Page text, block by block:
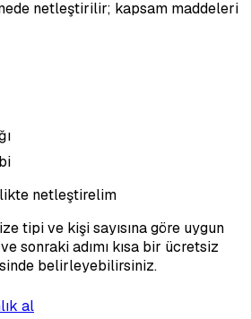
netleştirilir; kapsam maddeleri
netleştirelim
tipi ve kişi sayısına göre uygun
sonraki adımı kısa bir ücretsiz
belirleyebilirsiniz.
al